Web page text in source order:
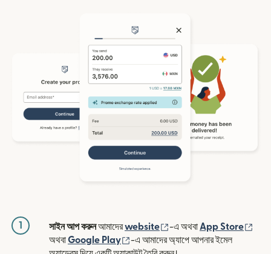
1 সাইন আপ করুনআমাদেরwebsite (নতুন উইন্ডোতে খুলবে)
-এ অথবা App Store
অথবাGoogle Play (নতুন উইন্ডোতে খুলবে)
-এ আমাদের অ্যাপে আপনার ইমেল